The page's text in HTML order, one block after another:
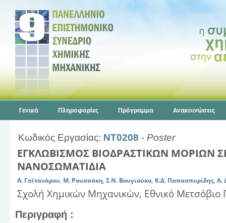
Γενικά Πληροφορίες Πρόγραμμα Ανακοινώσεις
Κωδικός Εργασίας: NT0208 - Poster
ΕΓΚΛΩΒΙΣΜΟΣ ΒΙΟΔΡΑΣΤΙΚΩΝ ΜΟΡΙΩΝ
ΝΑΝΟΣΩΜΑΤΙΔΙΑ
Α. Γαϊτανάρου, Μ. Ρουσσάκη, Σ.Ν. Βουγιούκα, Κ.Δ. Παπασπυρίδης, Α.
Σχολή Χημικών Μηχανικών, Εθνικό Μετσόβιο
Περιγραφή :